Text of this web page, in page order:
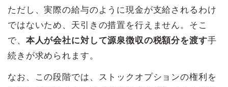
ただし、実際の給与のように現金が支給されるわけ
ではないため、天引きの措置を行えません。そこ
で、 本人が会社に対して源泉徴収の税額分を渡す手
続きが求められます。
なお、この段階では、ストックオプションの権利を